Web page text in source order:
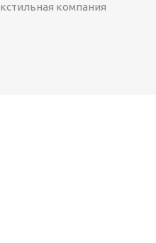
компания